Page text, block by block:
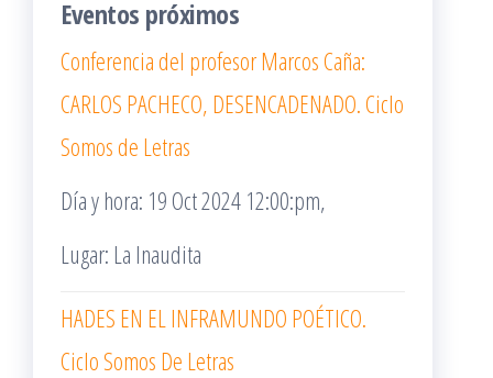
Eventos próximos
Conferencia del profesor Marcos Caña:
CARLOS PACHECO, DESENCADENADO. Ciclo
Somos de Letras
Día y hora: 19 Oct 2024 12:00:pm,
Lugar: La Inaudita
HADES EN EL INFRAMUNDO POÉTICO.
Ciclo Somos De Letras